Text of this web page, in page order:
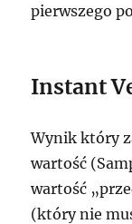
pierwszego
Instant
Wynik który
wartość
wartość
(który nie